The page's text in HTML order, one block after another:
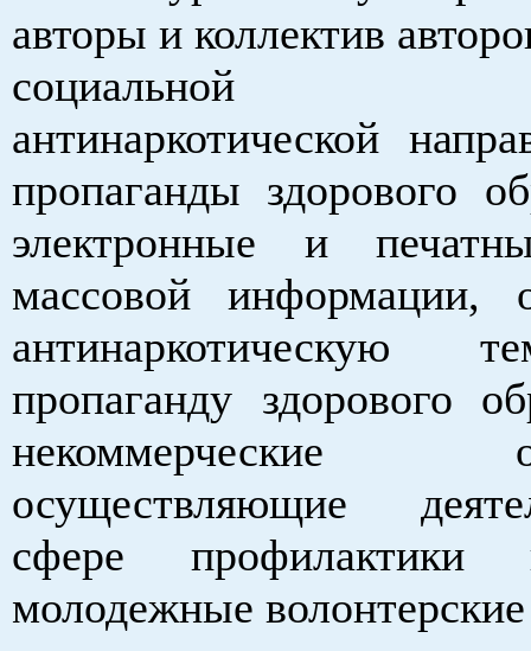
авторы и коллектив
социальной
антинаркотической
пропаганды здорового
электронные и
массовой информации,
антинаркотическую
пропаганду здорового
некоммерческие
осуществляющие
сфере профилактики
молодежные